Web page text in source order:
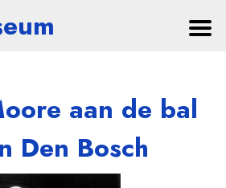
aan de bal
Den Bosch